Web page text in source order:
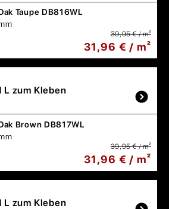
Taupe DB816WL
39,95 € / m²
31,96 € / m²
L zum Kleben
Brown DB817WL
39,95 € / m²
31,96 € / m²
L zum Kleben